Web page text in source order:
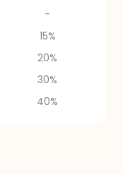
-
15%
20%
30%
40%